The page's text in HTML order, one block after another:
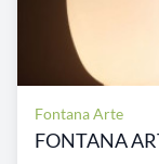
Fontana Arte
FONTANA